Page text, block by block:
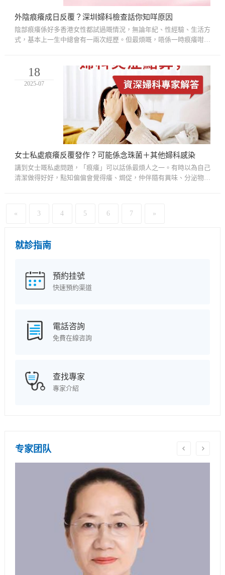
外陰痕癢成日反覆？深圳婦科檢查話你知咩原因
陰部痕癢係好多香港女性都試過嘅情況，無論年紀、性經驗、生活方
式，基本上一生中總會有一兩次經歷。但最煩嘅，唔係一時痕癢咁簡
18
2025-07
女士私處痕癢反覆發作？可能係念珠菌＋其他婦科感染
講到女士嘅私處問題，「痕癢」可以話係最煩人之一。有時以為自己
清潔做得好好，點知偏偏會覺得癢、焗促，仲伴隨有異味、分泌物異
« 3 4 5 6 7 »
就診指南
預約挂號
快速預約渠道
電話咨詢
免費在線咨詢
查找專家
專家介紹
专家团队